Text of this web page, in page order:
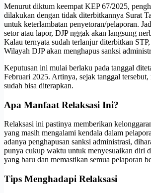
Menurut diktum keempat KEP 67/2025,
dilakukan dengan tidak diterbitkannya Surat
untuk keterlambatan penyetoran/pelaporan.
setor atau lapor, DJP nggak akan langsung
Kalau ternyata sudah terlanjur diterbitkan
Wilayah DJP akan menghapus sanksi
Keputusan ini mulai berlaku pada tanggal
Februari 2025. Artinya, sejak tanggal tersebut,
sudah bisa diterapkan.
Apa Manfaat Relaksasi Ini?
Relaksasi ini pastinya memberikan
yang masih mengalami kendala dalam
adanya penghapusan sanksi administrasi,
punya cukup waktu untuk menyesuaikan diri
yang baru dan memastikan semua pelaporan
Tips Menghadapi Relaksasi